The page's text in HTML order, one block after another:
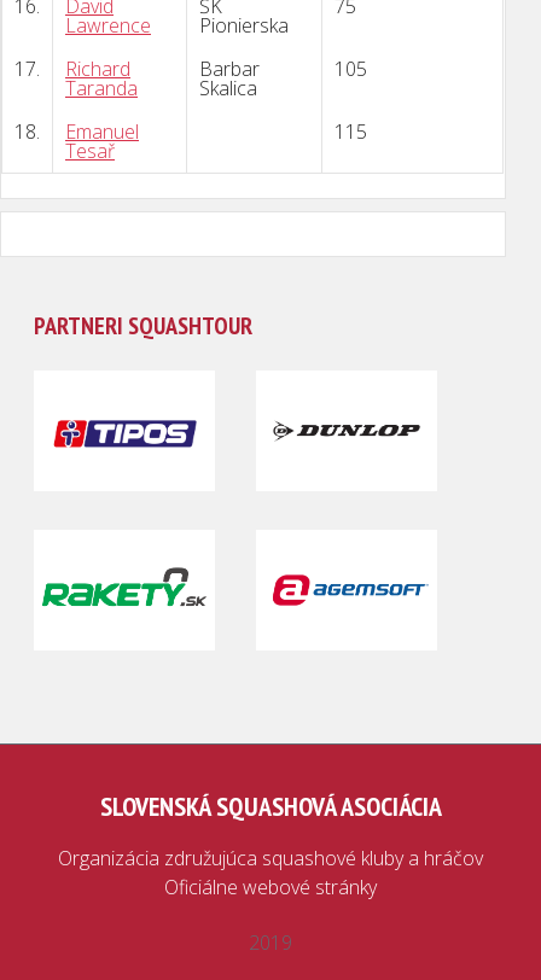
16. David
Lawrence
ŠK
Pionierska
75
17. Richard
Taranda
Barbar
Skalica
105
18. Emanuel
Tesař
115
PARTNERI SQUASHTOUR
SLOVENSKÁ SQUASHOVÁ ASOCIÁCIA
Organizácia združujúca squashové kluby a hráčov
Oficiálne webové stránky
2019